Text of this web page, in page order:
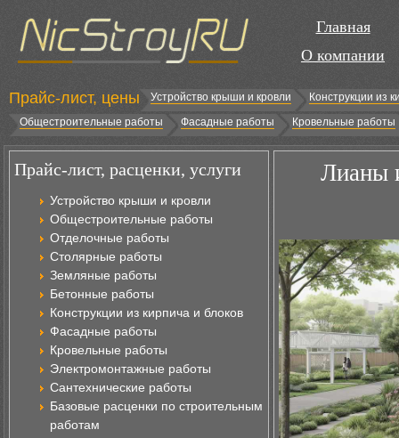
Главная
О компании
Прайс-лист, цены Устройство крыши и кровли
Конструкции из
Общестроительные работы
Фасадные работы Кровельные работы
Прайс-лист, расценки, услуги
Устройство крыши и кровли
Общестроительные работы
Отделочные работы
Столярные работы
Земляные работы
Бетонные работы
Конструкции из кирпича и блоков
Фасадные работы
Кровельные работы
Электромонтажные работы
Сантехнические работы
Базовые расценки по строительным
работам
Лианы